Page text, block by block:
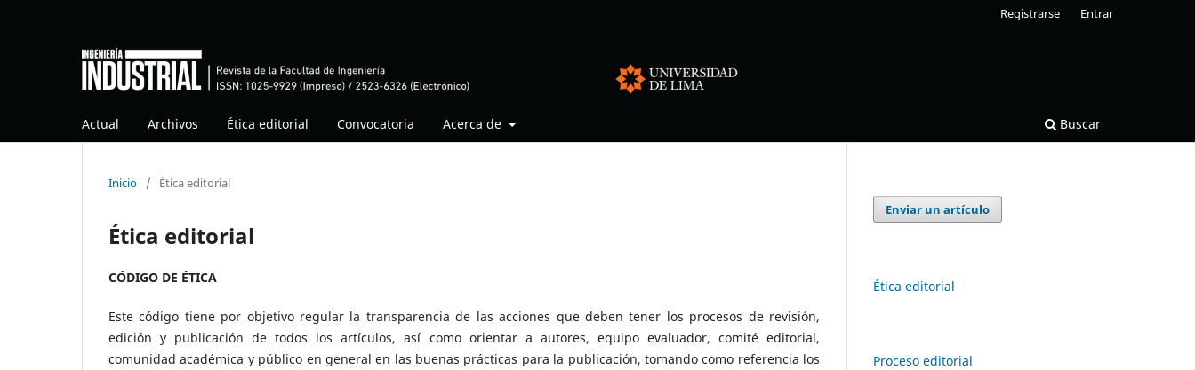
Actual Archivos Ética editorial Convocatoria Acerca de Buscar
Registrarse Entrar
Inicio / Ética editorial
Ética editorial
CÓDIGO DE ÉTICA
Este código tiene por objetivo regular la transparencia de las acciones que deben tener los procesos de revisión,
edición y publicación de todos los artículos, así como orientar a autores, equipo evaluador, comité editorial,
comunidad académica y público en general en las buenas prácticas para la publicación, tomando como referencia los
Enviar un artículo
Ética editorial
Proceso editorial